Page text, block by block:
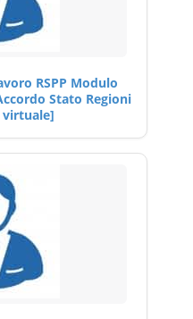
RSPP Modulo
Stato Regioni
virtuale]